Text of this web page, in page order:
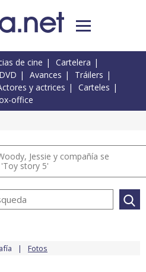
de cine
Cartelera
DVD Avances
Tráilers
y actrices
Carteles
office
Jessie y compañía se
story 5'
Fotos